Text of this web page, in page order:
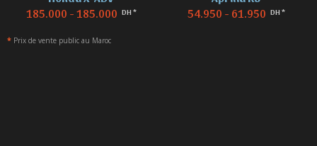
185.000 - 185.000 DH *
54.950 - 61.950 DH *
* Prix de vente public au Maroc